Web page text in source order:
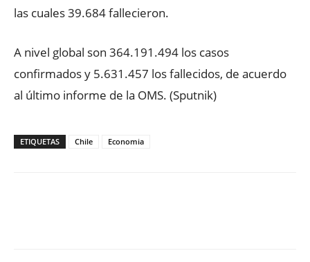
las cuales 39.684 fallecieron.
A nivel global son 364.191.494 los casos
confirmados y 5.631.457 los fallecidos, de acuerdo
al último informe de la OMS. (Sputnik)
ETIQUETAS Chile Economia